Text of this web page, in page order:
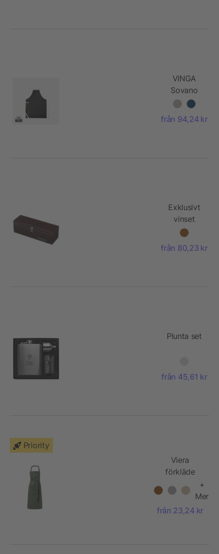
VINGA
Sovano
förkläde
från 94,24 kr
Exklusivt
vinset
från 80,23 kr
Plunta set
från 45,61 kr
Priority
Viera
förkläde
+
Mer
från 23,24 kr